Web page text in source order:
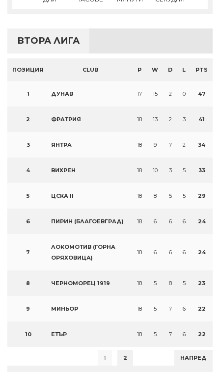
ВТОРА ЛИГА
ПОЗИЦИЯ CLUB P W D L PTS
1 ДУНАВ 17 15 2 0 47
2 ФРАТРИЯ 18 13 2 3 41
3 ЯНТРА 18 9 7 2 34
4 ВИХРЕН 18 10 3 5 33
5 ЦСКА II 18 8 5 5 29
6 ПИРИН (БЛАГОЕВГРАД) 18 6 6 6 24
7
ЛОКОМОТИВ (ГОРНА
ОРЯХОВИЦА)
18 6 6 6 24
8 ЧЕРНОМОРЕЦ 1919 18 5 8 5 23
9 МИНЬОР 18 5 7 6 22
10 ЕТЪР 18 5 7 6 22
1 2 НАПРЕД